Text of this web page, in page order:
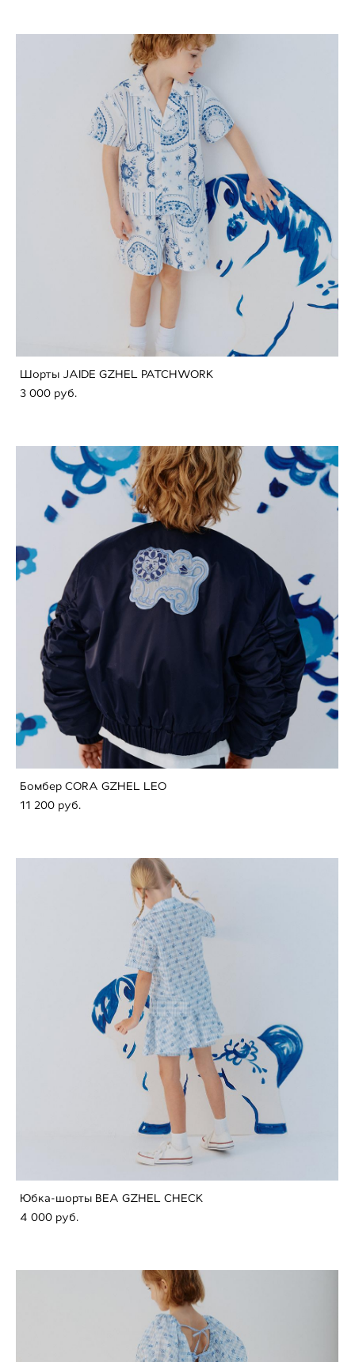
Шорты JAIDE GZHEL PATCHWORK
3 000 pуб.
Бомбер CORA GZHEL LEO
11 200 pуб.
Юбка-шорты BEA GZHEL CHECK
4 000 pуб.